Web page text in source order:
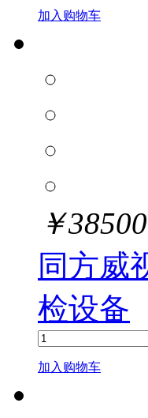
加入购物车
￥
同方威
检设备
加入购物车